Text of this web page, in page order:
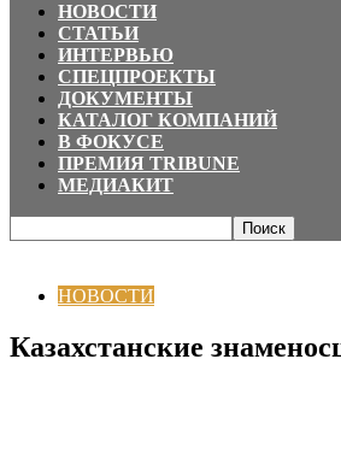
НОВОСТИ
СТАТЬИ
ИНТЕРВЬЮ
СПЕЦПРОЕКТЫ
ДОКУМЕНТЫ
КАТАЛОГ КОМПАНИЙ
В ФОКУСЕ
ПРЕМИЯ TRIBUNE
МЕДИАКИТ
НОВОСТИ
Казахстанские